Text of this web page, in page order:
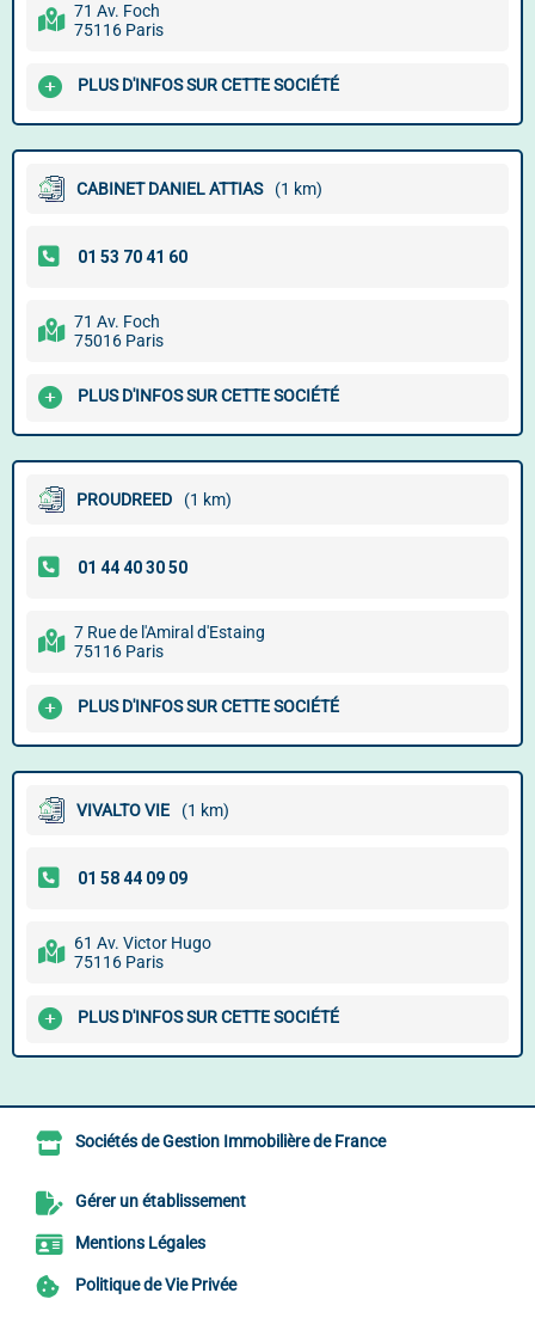
71 Av. Foch
75116 Paris
PLUS D'INFOS SUR CETTE SOCIÉTÉ
CABINET DANIEL ATTIAS (1 km)
71 Av. Foch
75016 Paris
PLUS D'INFOS SUR CETTE SOCIÉTÉ
PROUDREED (1 km)
7 Rue de l'Amiral d'Estaing
75116 Paris
PLUS D'INFOS SUR CETTE SOCIÉTÉ
VIVALTO VIE (1 km)
61 Av. Victor Hugo
75116 Paris
PLUS D'INFOS SUR CETTE SOCIÉTÉ
Sociétés de Gestion Immobilière de France
Gérer un établissement
Mentions Légales
Politique de Vie Privée